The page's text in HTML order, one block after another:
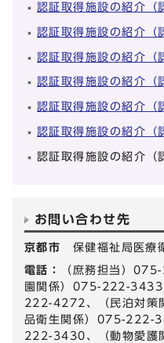
認証取得施設の紹介
認証取得施設の紹介
認証取得施設の紹介
認証取得施設の紹介
認証取得施設の紹介
認証取得施設の紹介
認証取得施設の紹介
お問い合わせ先
京都市 保健福祉局医療
電話：
（庶務担当）
園関係）075-222-3433
222-4272、（民泊対
品衛生関係）075-222-
222-3430、（動物愛